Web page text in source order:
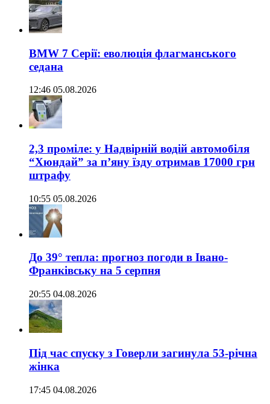
BMW 7 Серії: еволюція флагманського
седана
12:46 05.08.2026
2,3 проміле: у Надвірній водій автомобіля
“Хюндай” за п’яну їзду отримав 17000 грн
штрафу
10:55 05.08.2026
До 39° тепла: прогноз погоди в Івано-
Франківську на 5 серпня
20:55 04.08.2026
Під час спуску з Говерли загинула 53-річна
жінка
17:45 04.08.2026